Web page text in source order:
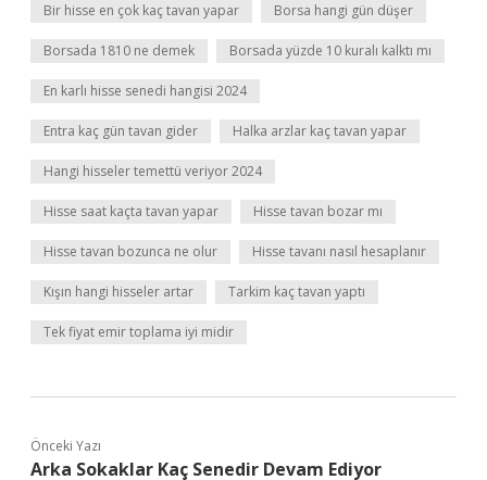
Bir hisse en çok kaç tavan yapar Borsa hangi gün düşer
Borsada 1810 ne demek Borsada yüzde 10 kuralı kalktı mı
En karlı hisse senedi hangisi 2024
Entra kaç gün tavan gider Halka arzlar kaç tavan yapar
Hangi hisseler temettü veriyor 2024
Hisse saat kaçta tavan yapar Hisse tavan bozar mı
Hisse tavan bozunca ne olur Hisse tavanı nasıl hesaplanır
Kışın hangi hisseler artar Tarkim kaç tavan yaptı
Tek fiyat emir toplama iyi midir
Önceki Yazı
Arka Sokaklar Kaç Senedir Devam Ediyor